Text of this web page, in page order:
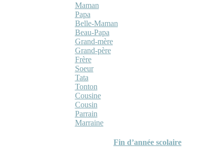
Maman
Papa
Belle-Maman
Beau-Papa
Grand-mère
Grand-père
Frère
Soeur
Tata
Tonton
Cousine
Cousin
Parrain
Marraine
Fin d’année scolaire